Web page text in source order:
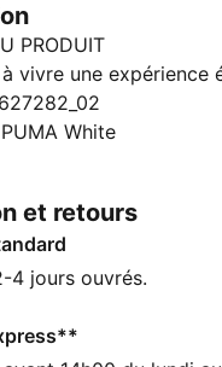
PRODUIT
vivre une expérience
Notre
avec un style neuf
ajoutons des touches
+ AVANTAGES
avec un minimum de
627282_02
PUMA White
et retours
4 jours ouvrés.